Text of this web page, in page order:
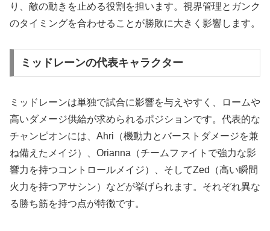
り、敵の動きを止める役割を担います。視界管理とガンク
のタイミングを合わせることが勝敗に大きく影響します。
ミッドレーンの代表キャラクター
ミッドレーンは単独で試合に影響を与えやすく、ロームや
高いダメージ供給が求められるポジションです。代表的な
チャンピオンには、Ahri（機動力とバーストダメージを兼
ね備えたメイジ）、Orianna（チームファイトで強力な影
響力を持つコントロールメイジ）、そしてZed（高い瞬間
火力を持つアサシン）などが挙げられます。それぞれ異な
る勝ち筋を持つ点が特徴です。